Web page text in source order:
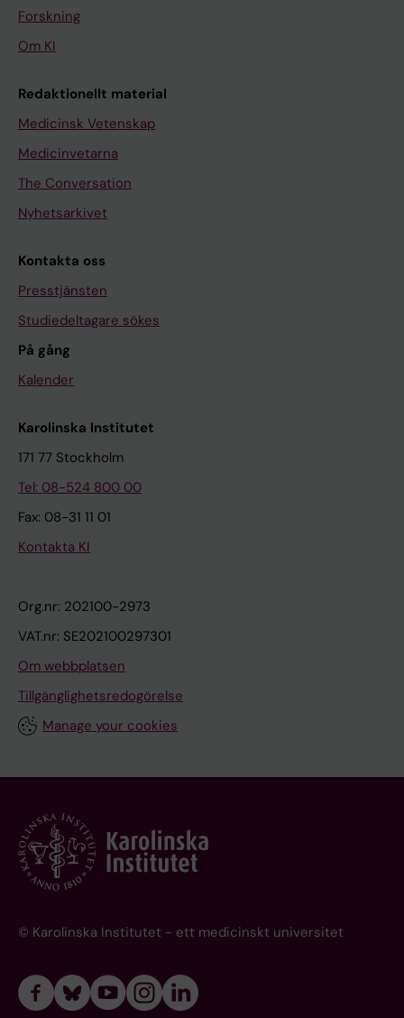
Forskning
Om KI
Redaktionellt material
Medicinsk Vetenskap
Medicinvetarna
The Conversation
Nyhetsarkivet
Kontakta oss
Presstjänsten
Studiedeltagare sökes
På gång
Kalender
Karolinska Institutet
171 77 Stockholm
Tel: 08-524 800 00
Fax: 08-31 11 01
Kontakta KI
Org.nr: 202100-2973
VAT.nr: SE202100297301
Om webbplatsen
Tillgänglighetsredogörelse
Manage your cookies
© Karolinska Institutet - ett medicinskt universitet